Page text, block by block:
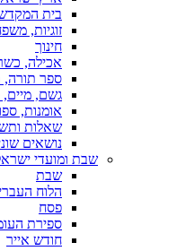
בית
זוגיות,
חינוך
אכילה,
ספר תורה,
גשם, מיים,
אומנות,
שאלות
נושאים
שבת ומועדי
שבת
הלוח
פסח
ספירת
חודש אייר